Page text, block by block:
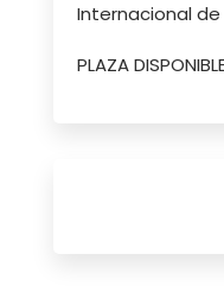
Internacional de
PLAZA